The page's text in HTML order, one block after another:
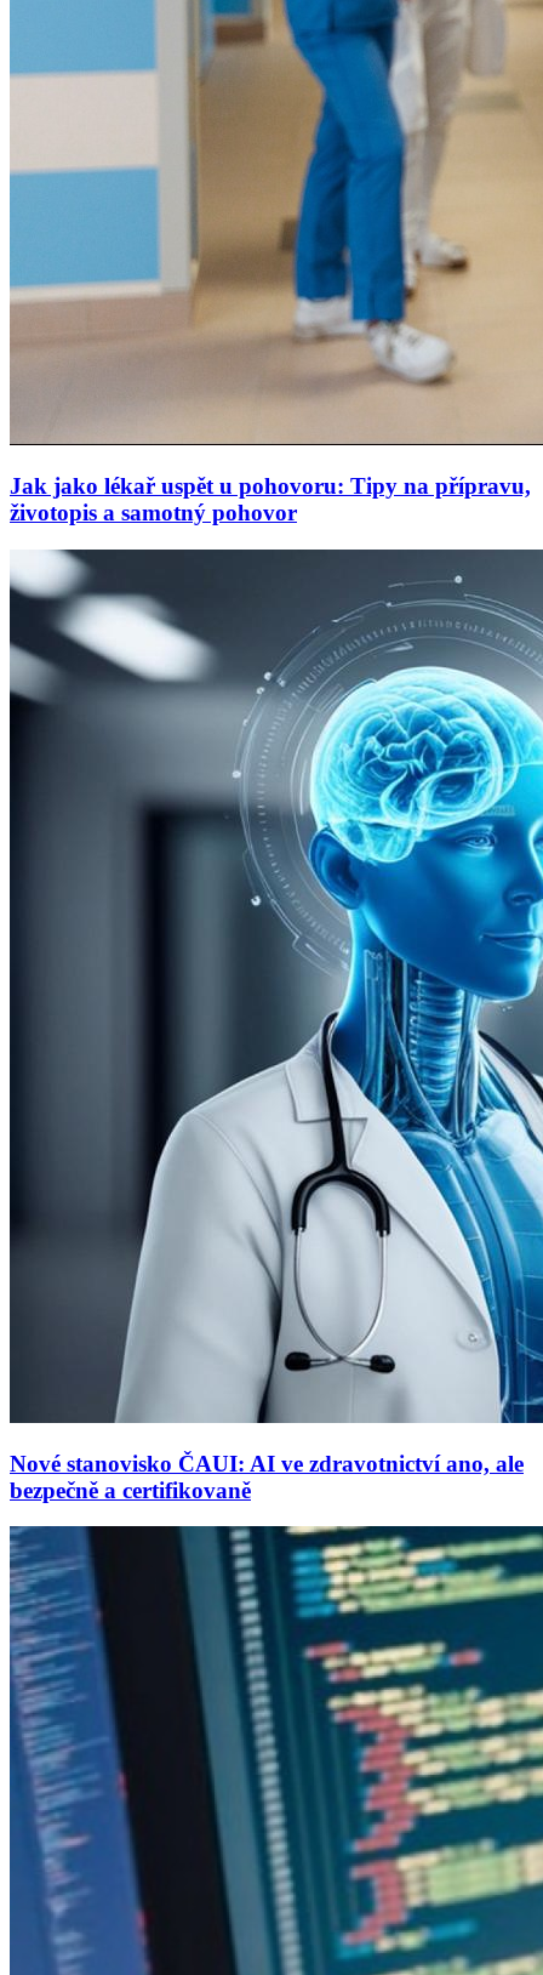
Jak jako lékař uspět u pohovoru: Tipy na přípravu,
životopis a samotný pohovor
Nové stanovisko ČAUI: AI ve zdravotnictví ano, ale
bezpečně a certifikovaně